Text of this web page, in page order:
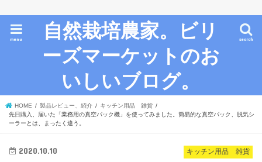
自然栽培農家。ビリ
ーズマーケットのお
いしいブログ。
search
menu
HOME 製品レビュー、紹介
キッチン用品 雑貨
先日購入、届いた「業務用の真空パック機」を使ってみました。簡易的な真空パック、脱気シ
ーラーとは、まったく違う。
キッチン用品 雑貨
2020.10.10